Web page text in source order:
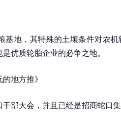
基地，其特殊的土壤条件对农
优质轮胎企业的必争之地。
地方推》
部大会，并且已经是招商蛇口